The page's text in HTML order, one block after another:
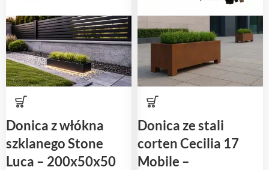
Donica z włókna
szklanego Stone
Luca – 200x50x50
Donica ze stali
corten Cecilia 17
Mobile –